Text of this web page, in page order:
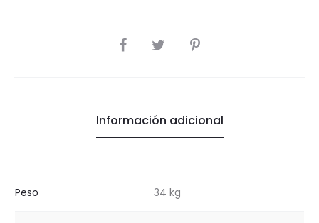
COMPARTIR
Información adicional
Peso 34 kg